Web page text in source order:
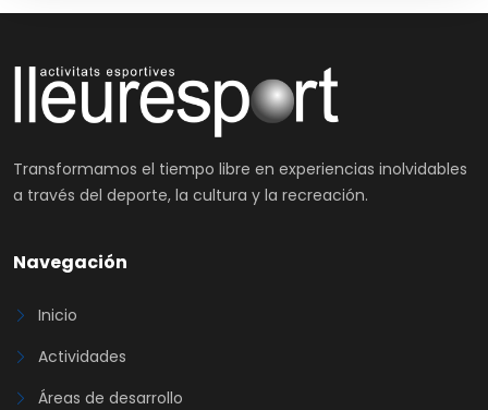
Transformamos el tiempo libre en experiencias inolvidables
a través del deporte, la cultura y la recreación.
Navegación
Inicio
Actividades
Áreas de desarrollo